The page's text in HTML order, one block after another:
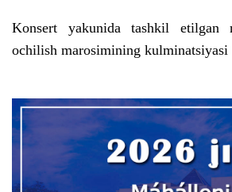
Konsert yakunida tashkil etilgan
ochilish marosimining kulminatsiyasi